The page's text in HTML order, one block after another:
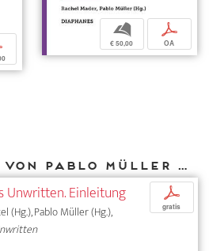
b
€ 50,00
p
OA
Weitere Texte von Pablo Müller bei DIAPHANES
Unwritten. Einleitung
(Hg.), Pablo Müller (Hg.),
p
gratis